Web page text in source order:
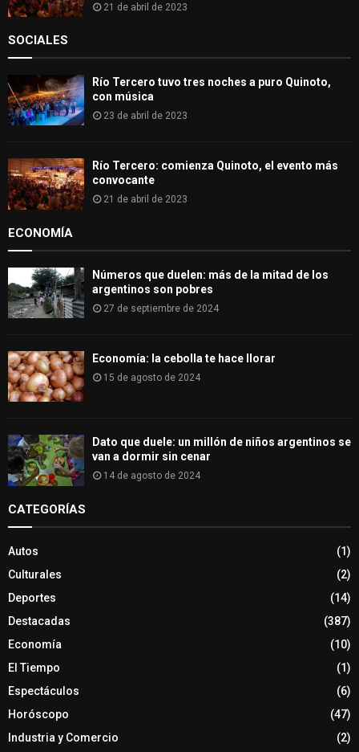
21 de abril de 2023
SOCIALES
Río Tercero tuvo tres noches a puro Quinoto,
con música
23 de abril de 2023
Río Tercero: comienza Quinoto, el evento más
convocante
21 de abril de 2023
ECONOMÍA
Números que duelen: más de la mitad de los
argentinos son pobres
27 de septiembre de 2024
Economía: la cebolla te hace llorar
15 de agosto de 2024
Dato que duele: un millón de niños argentinos se
van a dormir sin cenar
14 de agosto de 2024
CATEGORÍAS
Autos
(1)
Culturales
(2)
Deportes
(14)
Destacadas
(387)
Economía
(10)
El Tiempo
(1)
Espectáculos
(6)
Horóscopo
(47)
Industria y Comercio
(2)